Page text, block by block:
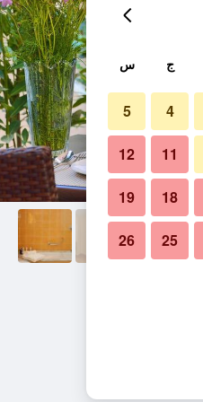
ج س
4
5
11
12
18
19
25
26